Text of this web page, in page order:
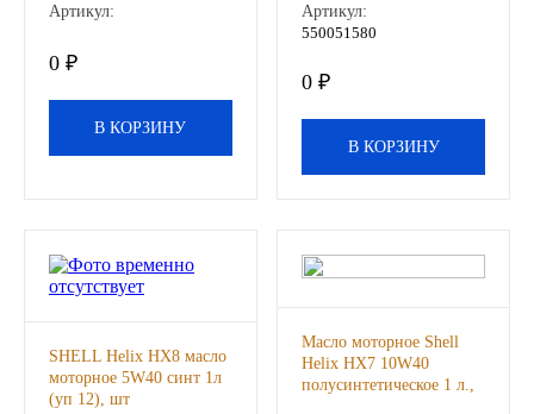
Иномарки
ММЗ
Артикул:
0 ₽
В КОРЗИНУ
Артикул:
550051580
0 ₽
В КОРЗИНУ
SHELL Helix HX8 масло
моторное 5W40 синт 1л
(уп 12), шт
Масло моторное Shell
Helix НХ7 10W40
полусинтетическое 1 л.,